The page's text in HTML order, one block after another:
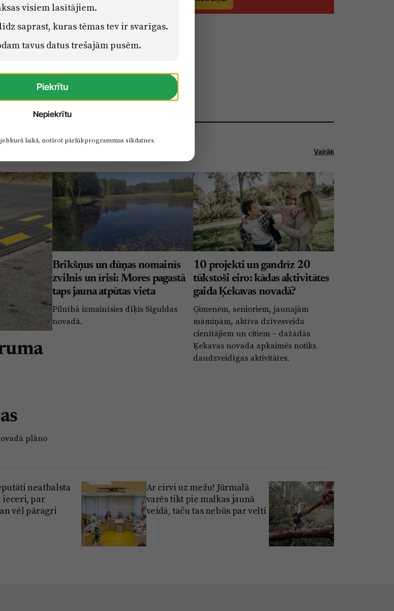
aktīvu līdzdalību
nozīmīgās jomās.
pieejama Ropažu
"Jauniešu iniciatīvu projektu
Vairāk
plāno
Brikšņus un dūņas nomainīs
zvilnis un īrisi: Mores pagastā
taps jauna atpūtas vieta
Pilnībā izmainīsies dīķis Siguldas
novadā.
10 projekti un gandrīz 20
tūkstoši eiro: kādas aktivitātes
gaida Ķekavas novadā?
Ģimenēm, senioriem, jaunajām
māmiņām, aktīva dzīvesveida
cienītājiem un citiem – dažādās
Ķekavas novada apkaimēs notiks
daudzveidīgas aktivitātes.
neatbalsta
ieceri, par
vēl pāragri
Ar cirvi uz mežu! Jūrmalā
varēs tikt pie malkas jaunā
veidā, taču tas nebūs par velti
visiem lasītājiem.
saprast, kuras tēmas tev ir svarīgas.
tavus datus trešajām pusēm.
Piekrītu
Nepiekrītu
laikā, notīrot pārlūkprogrammas sīkdatnes.